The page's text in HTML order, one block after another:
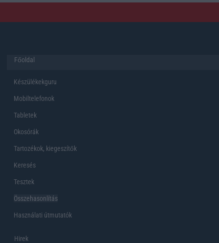
Főoldal
Készülékekguru
Mobiltelefonok
Tabletek
Okosórák
Tartozékok, kiegeszítők
Keresés
Tesztek
Összehasonlítás
Használati útmutatók
Hirek